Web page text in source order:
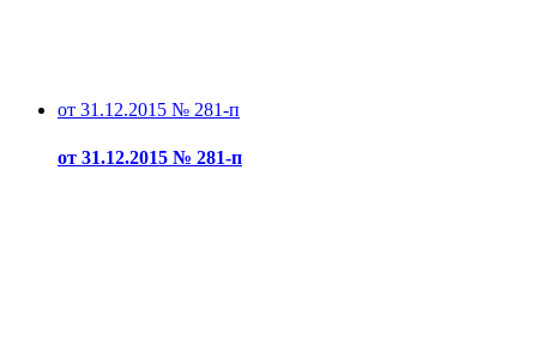
от 31.12.2015 № 281-п
от 31.12.2015 № 281-п